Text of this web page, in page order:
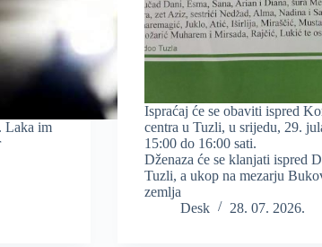
Laka im
Ispraćaj će se obaviti ispred
centra u Tuzli, u srijedu, 29.
15:00 do 16:00 sati.
Dženaza će se klanjati ispred
Tuzli, a ukop na mezarju
zemlja
Desk
28. 07. 2026.